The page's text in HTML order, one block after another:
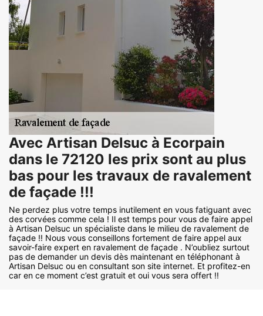
Avec Artisan Delsuc à Ecorpain
dans le 72120 les prix sont au plus
bas pour les travaux de ravalement
de façade !!!
Ne perdez plus votre temps inutilement en vous fatiguant avec
des corvées comme cela ! Il est temps pour vous de faire appel
à Artisan Delsuc un spécialiste dans le milieu de ravalement de
façade !! Nous vous conseillons fortement de faire appel aux
savoir-faire expert en ravalement de façade . N’oubliez surtout
pas de demander un devis dès maintenant en téléphonant à
Artisan Delsuc ou en consultant son site internet. Et profitez-en
car en ce moment c’est gratuit et oui vous sera offert !!